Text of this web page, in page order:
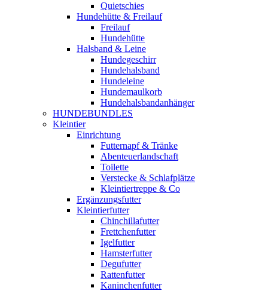
Quietschies
Hundehütte & Freilauf
Freilauf
Hundehütte
Halsband & Leine
Hundegeschirr
Hundehalsband
Hundeleine
Hundemaulkorb
Hundehalsbandanhänger
HUNDEBUNDLES
Kleintier
Einrichtung
Futternapf & Tränke
Abenteuerlandschaft
Toilette
Verstecke & Schlafplätze
Kleintiertreppe & Co
Ergänzungsfutter
Kleintierfutter
Chinchillafutter
Frettchenfutter
Igelfutter
Hamsterfutter
Degufutter
Rattenfutter
Kaninchenfutter